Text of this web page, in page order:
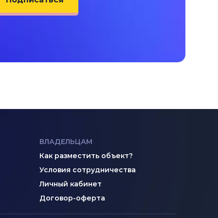
ВЛАДЕЛЬЦАМ
Как разместить объект?
Условия сотрудничества
Личный кабинет
Договор-оферта